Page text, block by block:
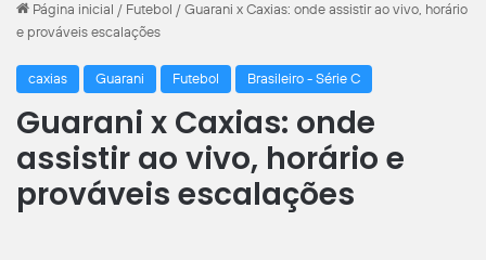
Página inicial / Futebol / Guarani x Caxias: onde assistir ao vivo, horário
e prováveis escalações
caxias Guarani Futebol Brasileiro - Série C
Guarani x Caxias: onde
assistir ao vivo, horário e
prováveis escalações